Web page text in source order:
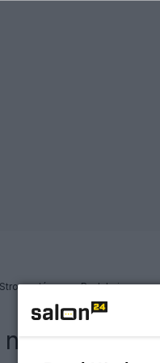
Strona główna Redakcja